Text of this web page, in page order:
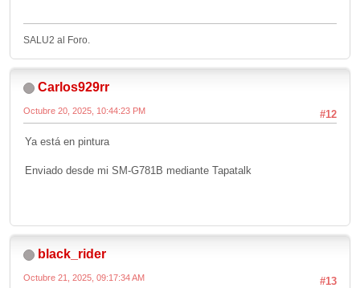
SALU2 al Foro.
Carlos929rr
#12
Octubre 20, 2025, 10:44:23 PM
Ya está en pintura
Enviado desde mi SM-G781B mediante Tapatalk
black_rider
#13
Octubre 21, 2025, 09:17:34 AM